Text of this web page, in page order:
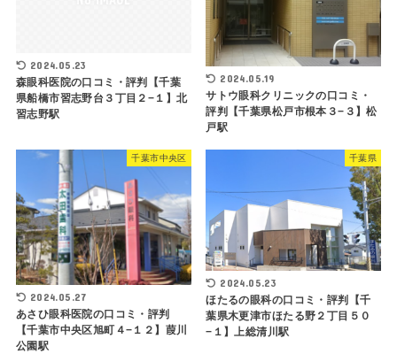
2024.05.23
森眼科医院の口コミ・評判【千葉
県船橋市習志野台３丁目２−１】北
習志野駅
2024.05.19
サトウ眼科クリニックの口コミ・
評判【千葉県松戸市根本３−３】松
戸駅
千葉市中央区
2024.05.27
あさひ眼科医院の口コミ・評判
【千葉市中央区旭町４−１２】葭川
公園駅
千葉県
2024.05.23
ほたるの眼科の口コミ・評判【千
葉県木更津市ほたる野２丁目５０
−１】上総清川駅